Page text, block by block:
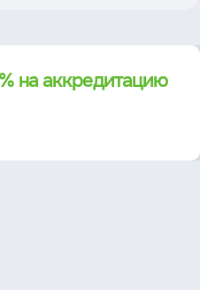
на аккредитацию